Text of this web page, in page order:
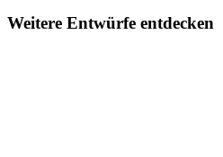
Weitere Entwürfe entdecken